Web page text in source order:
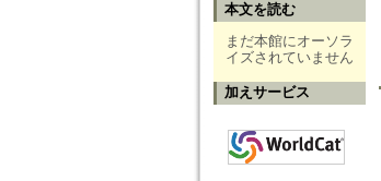
本文を読む
まだ本館にオーソラ
イズされていません
加えサービス